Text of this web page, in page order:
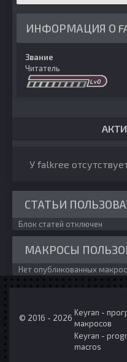
ИНФОРМАЦИЯ О
Звание
Читатель
У falkree
СТАТЬИ
Блок статей отключен
МАКРОСЫ
Нет опубликованных
© 2016 - 2026
Keyran -
макросов
Keyran -
macros